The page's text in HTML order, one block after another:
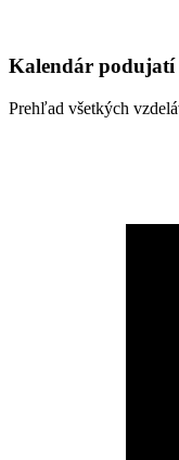
Kalendár podujatí
Prehľad všetkých